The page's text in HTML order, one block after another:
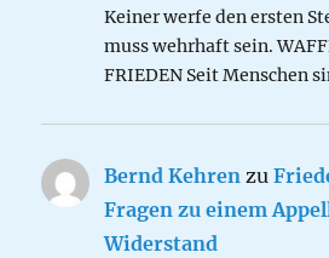
Keiner werfe den ersten
muss wehrhaft sein.
FRIEDEN Seit Menschen
Bernd Kehren zu
Fragen zu einem
Widerstand